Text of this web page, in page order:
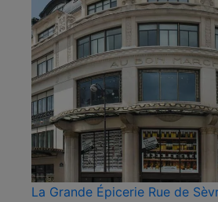
La Grande Épicerie Rue de